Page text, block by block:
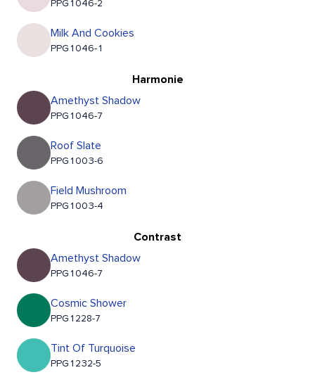
PPG1046-2
Milk And Cookies
PPG1046-1
Harmonie
Amethyst Shadow
PPG1046-7
Roof Slate
PPG1003-6
Field Mushroom
PPG1003-4
Contrast
Amethyst Shadow
PPG1046-7
Cosmic Shower
PPG1228-7
Tint Of Turquoise
PPG1232-5